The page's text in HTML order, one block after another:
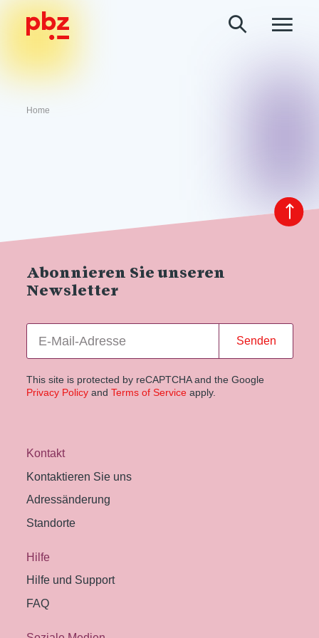
Home
Abonnieren Sie unseren
Newsletter
Senden
This site is protected by reCAPTCHA and the Google
Privacy Policyand Terms of Service apply.
Kontakt
Kontaktieren Sie uns
Adressänderung
Standorte
Hilfe
Hilfe und Support
FAQ